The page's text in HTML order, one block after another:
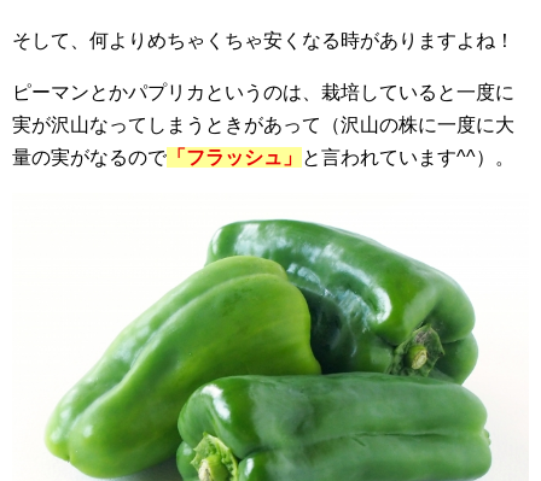
そして、何よりめちゃくちゃ安くなる時がありますよね！
ピーマンとかパプリカというのは、栽培していると一度に
実が沢山なってしまうときがあって（沢山の株に一度に大
量の実がなるので 「フラッシュ」 と言われています^^）。